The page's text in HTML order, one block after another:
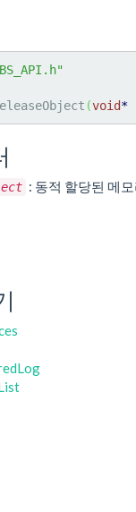
(void*
: 동적 할당된 메